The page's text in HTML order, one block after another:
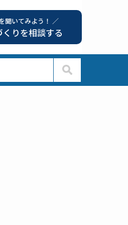
聞いてみよう！ ／
りを相談する